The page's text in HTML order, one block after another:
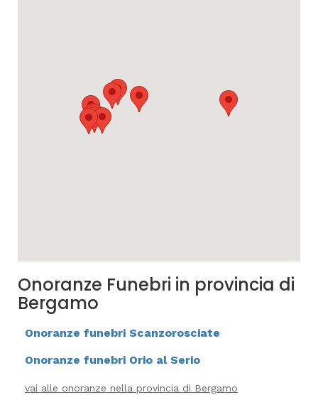
Onoranze Funebri in provincia di
Bergamo
Onoranze funebri Scanzorosciate
Onoranze funebri Orio al Serio
vai alle onoranze nella provincia di Bergamo